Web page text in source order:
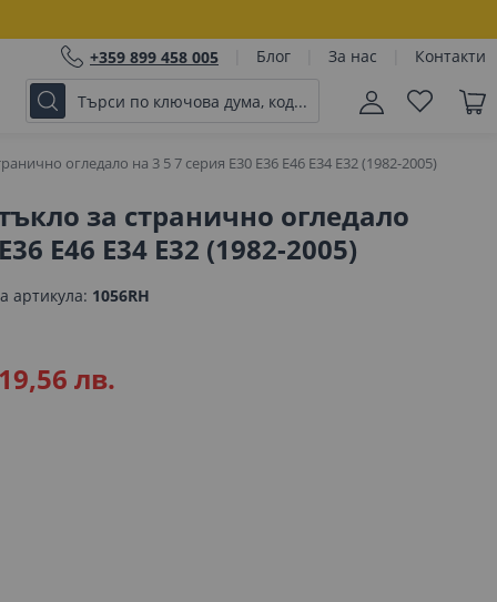
+359 899 458 005 Блог За нас Контакти
огледало на 3 5 7 серия E30 E36 E46 E34 E32 (1982-2005)
за странично огледало
E46 E34 E32 (1982-2005)
артикула 1056RH
лв.